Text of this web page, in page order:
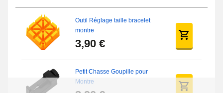
Outil Réglage taille bracelet
montre
3,90 €
Petit Chasse Goupille pour
Montre